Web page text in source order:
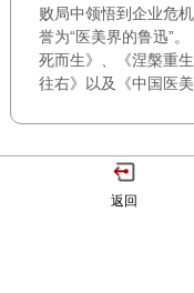
败局中领悟到企业危
誉为“医美界的鲁迅”
死而生》、《涅槃重
往右》以及《中国医
返回